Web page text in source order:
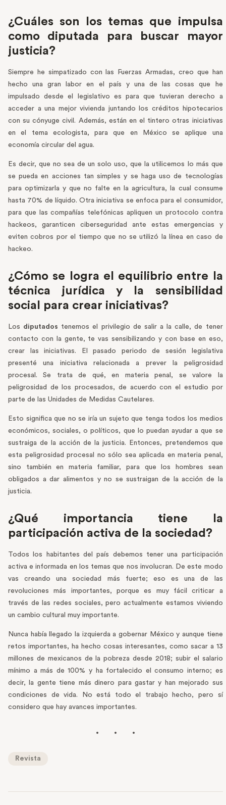
¿Cuáles son los temas que impulsa
como diputada para buscar mayor
justicia?
Siempre he simpatizado con las Fuerzas Armadas, creo que han
hecho una gran labor en el país y una de las cosas que he
impulsado desde el legislativo es para que tuvieran derecho a
acceder a una mejor vivienda juntando los créditos hipotecarios
con su cónyuge civil. Además, están en el tintero otras iniciativas
en el tema ecologista, para que en México se aplique una
economía circular del agua.
Es decir, que no sea de un solo uso, que la utilicemos lo más que
se pueda en acciones tan simples y se haga uso de tecnologías
para optimizarla y que no falte en la agricultura, la cual consume
hasta 70% de líquido. Otra iniciativa se enfoca para el consumidor,
para que las compañías telefónicas apliquen un protocolo contra
hackeos, garanticen ciberseguridad ante estas emergencias y
eviten cobros por el tiempo que no se utilizó la línea en caso de
hackeo.
¿Cómo se logra el equilibrio entre la
técnica jurídica y la sensibilidad
social para crear iniciativas?
Los diputados tenemos el privilegio de salir a la calle, de tener
contacto con la gente, te vas sensibilizando y con base en eso,
crear las iniciativas. El pasado periodo de sesión legislativa
presenté una iniciativa relacionada a prever la peligrosidad
procesal. Se trata de qué, en materia penal, se valore la
peligrosidad de los procesados, de acuerdo con el estudio por
parte de las Unidades de Medidas Cautelares.
Esto significa que no se iría un sujeto que tenga todos los medios
económicos, sociales, o políticos, que lo puedan ayudar a que se
sustraiga de la acción de la justicia. Entonces, pretendemos que
esta peligrosidad procesal no sólo sea aplicada en materia penal,
sino también en materia familiar, para que los hombres sean
obligados a dar alimentos y no se sustraigan de la acción de la
justicia.
¿Qué importancia tiene la
participación activa de la sociedad?
Todos los habitantes del país debemos tener una participación
activa e informada en los temas que nos involucran. De este modo
vas creando una sociedad más fuerte; eso es una de las
revoluciones más importantes, porque es muy fácil criticar a
través de las redes sociales, pero actualmente estamos viviendo
un cambio cultural muy importante.
Nunca había llegado la izquierda a gobernar México y aunque tiene
retos importantes, ha hecho cosas interesantes, como sacar a 13
millones de mexicanos de la pobreza desde 2018; subir el salario
mínimo a más de 100% y ha fortalecido el consumo interno; es
decir, la gente tiene más dinero para gastar y han mejorado sus
condiciones de vida. No está todo el trabajo hecho, pero sí
considero que hay avances importantes.
Revista